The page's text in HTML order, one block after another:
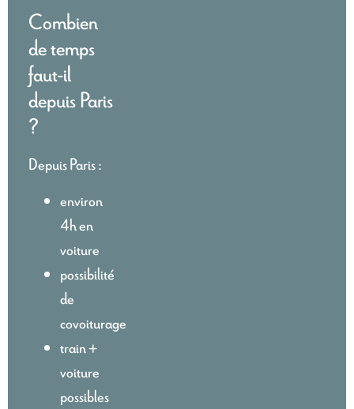
Combien
de temps
faut-il
depuis Paris
?
Depuis Paris :
environ
4h en
voiture
possibilité
de
covoiturage
train +
voiture
possibles